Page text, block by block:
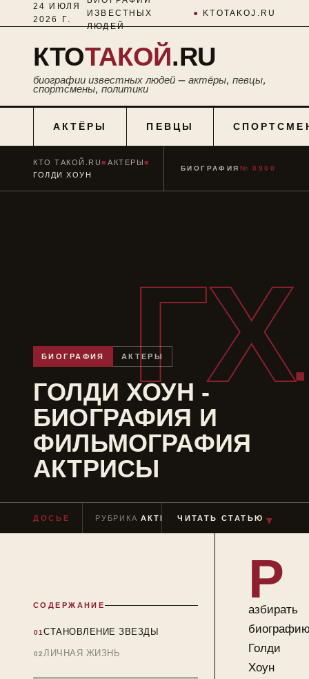
24 ИЮЛЯ
2026 Г.
ИЗВЕСТНЫХ
ЛЮДЕЙ
● KTOTAKOJ.RU
КТОТАКОЙ.RU
биографии известных людей — актёры, певцы,
спортсмены, политики
АКТЁРЫ ПЕВЦЫ
ГХ
КТО ТАКОЙ.RU■АКТЕРЫ■
ГОЛДИ ХОУН
БИОГРАФИЯ № 0900
БИОГРАФИЯ АКТЕРЫ
ГОЛДИ ХОУН -
БИОГРАФИЯ И
ФИЛЬМОГРАФИЯ
АКТРИСЫ
ДОСЬЕ РУБРИКААКТЕРЫ ЧТЕНИЕ ≈ 7 МИН
ЧИТАТЬ СТАТЬЮ ▼
СОДЕРЖАНИЕ
СТАНОВЛЕНИЕ ЗВЕЗДЫ
ЛИЧНАЯ ЖИЗНЬ
Р
азбирать
Голди
Хоун